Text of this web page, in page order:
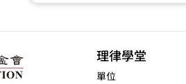
理律學堂
單位